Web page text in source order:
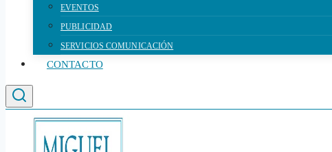
EVENTOS
PUBLICIDAD
SERVICIOS COMUNICACIÓN
CONTACTO